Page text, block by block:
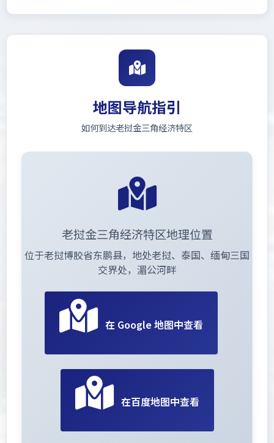
地图导航指引
如何到达老挝金三角经济特区
老挝金三角经济特区地理位置
位于老挝博胶省东鹏县，地处老挝、泰国、缅甸三国
交界处，湄公河畔
在 Google 地图中查看
在百度地图中查看